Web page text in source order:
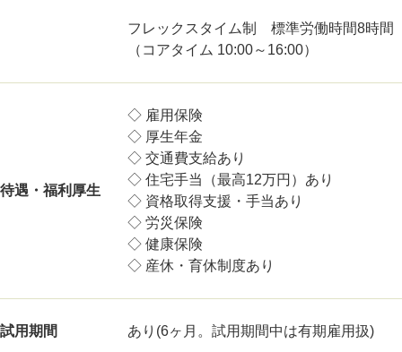
フレックスタイム制 標準労働時間8時間
（コアタイム 10:00～16:00）
待遇・福利厚生
◇ 雇用保険
◇ 厚生年金
◇ 交通費支給あり
◇ 住宅手当（最高12万円）あり
◇ 資格取得支援・手当あり
◇ 労災保険
◇ 健康保険
◇ 産休・育休制度あり
試用期間 あり(6ヶ月。試用期間中は有期雇用扱)